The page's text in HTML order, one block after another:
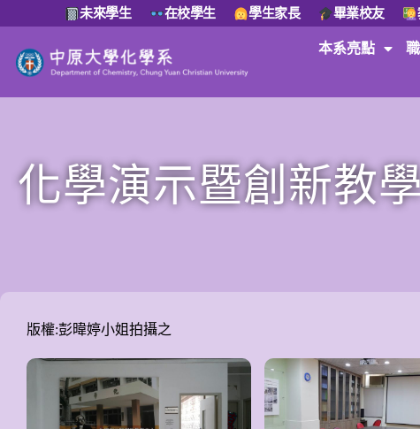
未來學生 在校學生 學生家長 畢業校友
本系亮點
化學演示暨創新教
版權:彭暐婷小姐拍攝之